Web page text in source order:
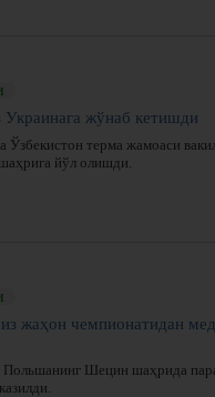
жўнаб кетишди
терма жамоаси
йўл олишди.
жаҳон чемпионатидан
Польшанинг Шецин шаҳрида